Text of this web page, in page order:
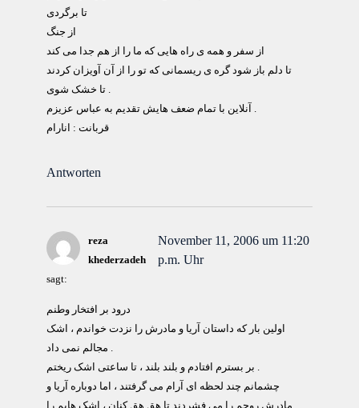
تا برگردی
از جنگ
از سفر و همه ی راه هایی که ما را از هم جدا می کند
تا دلم باز شود گره ی ریسمانی که تو را از آن آویزان کردند
تا خشک شوی .
قربانت : انارام
Antworten
reza
khederzadeh
sagt:
November 11, 2006 um 11:20
p.m. Uhr
درود بر افتخار وطنم
اولین بار که داستان آریا و مادرش را نزدت خواندم ، اشک
مجالم نمی داد .
بر بسترم افتادم و بلند بلند ، تا ساعتی اشک ریختم .
چشمانم چند لحظه ای آرام می گرفتند ، اما دوباره آریا و
مادرش روحم را می فشردند تا هق هق کنان ، اشک هایم را